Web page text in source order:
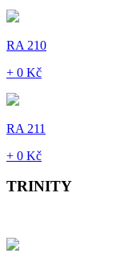
RA 210
+ 0 Kč
RA 211
+ 0 Kč
TRINITY